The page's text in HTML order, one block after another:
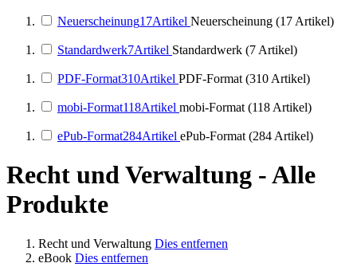
Neuerscheinung17Artikel Neuerscheinung (17 Artikel)
Standardwerk7Artikel Standardwerk (7 Artikel)
PDF-Format310Artikel PDF-Format (310 Artikel)
mobi-Format118Artikel mobi-Format (118 Artikel)
ePub-Format284Artikel ePub-Format (284 Artikel)
Recht und Verwaltung - Alle
Produkte
Recht und Verwaltung Dies entfernen
eBook Dies entfernen